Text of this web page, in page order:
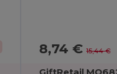
8,74 € 15,44 €